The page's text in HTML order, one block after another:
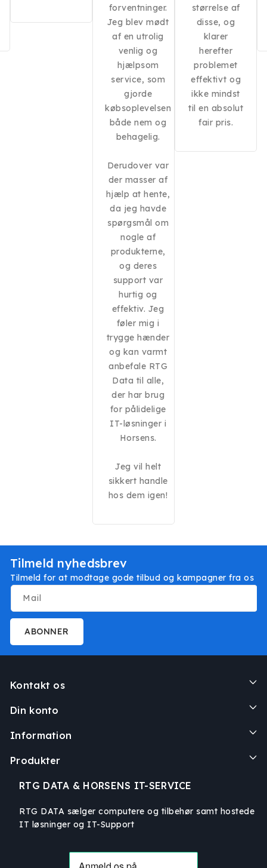
forventninger.
Jeg blev mødt
af en utrolig
venlig og
hjælpsom
service, som
gjorde
købsoplevelsen
både nem og
behagelig.
Derudover var
der masser af
hjælp at hente,
da jeg havde
spørgsmål om
nogle af
produkterne,
og deres
support var
hurtig og
effektiv. Jeg
føler mig i
trygge hænder
og kan varmt
anbefale RTG
Data til alle,
der har brug
for pålidelige
IT-løsninger i
Horsens.
Jeg vil helt
sikkert handle
hos dem igen!
størrelse af
disse, og
klarer
herefter
problemet
effektivt og
ikke mindst
til en absolut
fair pris.
Tilmeld nyhedsbrev
Tilmeld for at modtage gode tilbud og kampagner fra os
Mail
ABONNER
Kontakt os
Din konto
Information
Produkter
RTG DATA & HORSENS IT-SERVICE
RTG DATA sælger computere og tilbehør samt hostede
IT løsninger og IT-Support